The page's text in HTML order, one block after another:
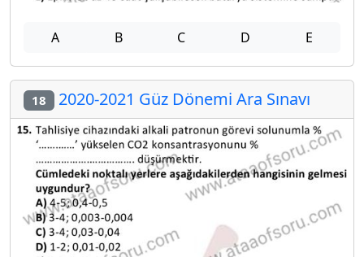
A B C D E
18 2020-2021 Güz Dönemi Ara Sınavı